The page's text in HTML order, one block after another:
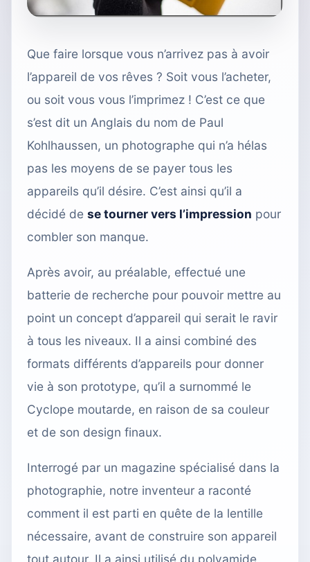
Que faire lorsque vous n’arrivez pas à avoir
l’appareil de vos rêves ? Soit vous l’acheter,
ou soit vous vous l’imprimez ! C’est ce que
s’est dit un Anglais du nom de Paul
Kohlhaussen, un photographe qui n’a hélas
pas les moyens de se payer tous les
appareils qu’il désire. C’est ainsi qu’il a
décidé de se tourner vers l’impression pour
combler son manque.
Après avoir, au préalable, effectué une
batterie de recherche pour pouvoir mettre au
point un concept d’appareil qui serait le ravir
à tous les niveaux. Il a ainsi combiné des
formats différents d’appareils pour donner
vie à son prototype, qu’il a surnommé le
Cyclope moutarde, en raison de sa couleur
et de son design finaux.
Interrogé par un magazine spécialisé dans la
photographie, notre inventeur a raconté
comment il est parti en quête de la lentille
nécessaire, avant de construire son appareil
tout autour. Il a ainsi utilisé du polyamide